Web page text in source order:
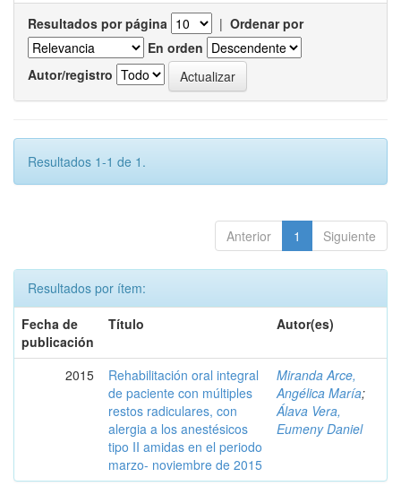
Resultados por página | Ordenar por
En orden
Autor/registro
Resultados 1-1 de 1.
Anterior 1 Siguiente
Resultados por ítem:
Fecha de
publicación
Título Autor(es)
2015
Rehabilitación oral integral
de paciente con múltiples
restos radiculares, con
alergia a los anestésicos
tipo II amidas en el periodo
marzo- noviembre de 2015
Miranda Arce,
Angélica María;
Álava Vera,
Eumeny Daniel